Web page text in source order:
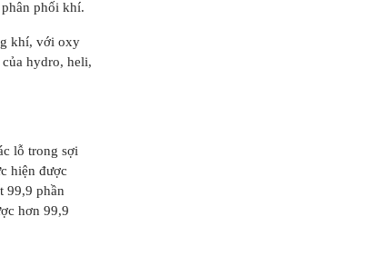
phối khí.
khí, với oxy
hydro, heli,
lỗ trong sợi
hiện được
99,9 phần
hơn 99,9